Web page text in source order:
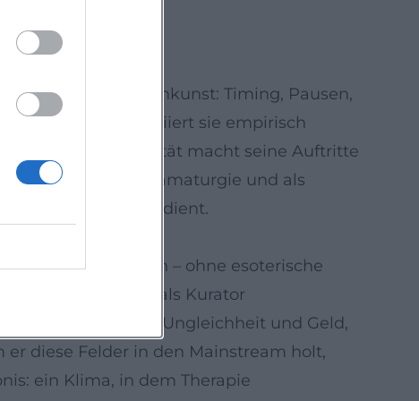
Mitteln der
der Bühnenkunst: Timing, Pausen,
variiert sie empirisch
Qualität macht seine Auftritte
der Dramaturgie und als
die dem Inhalt dient.
wünschen – ohne esoterische
seine Autorität als Kurator
wird: Ungleichheit und Geld,
diese Felder in den Mainstream holt,
ein Klima, in dem Therapie